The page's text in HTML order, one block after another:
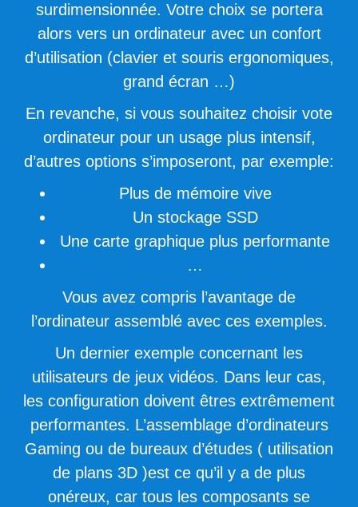
surdimensionnée. Votre choix se portera
alors vers un ordinateur avec un confort
d’utilisation (clavier et souris ergonomiques,
grand écran …)
En revanche, si vous souhaitez choisir vote
ordinateur pour un usage plus intensif,
d’autres options s’imposeront, par exemple:
Plus de mémoire vive
Un stockage SSD
Une carte graphique plus performante
…
Vous avez compris l’avantage de
l’ordinateur assemblé avec ces exemples.
Un dernier exemple concernant les
utilisateurs de jeux vidéos. Dans leur cas,
les configuration doivent êtres extrêmement
performantes. L’assemblage d’ordinateurs
Gaming ou de bureaux d’études ( utilisation
de plans 3D )est ce qu’il y a de plus
onéreux, car tous les composants se